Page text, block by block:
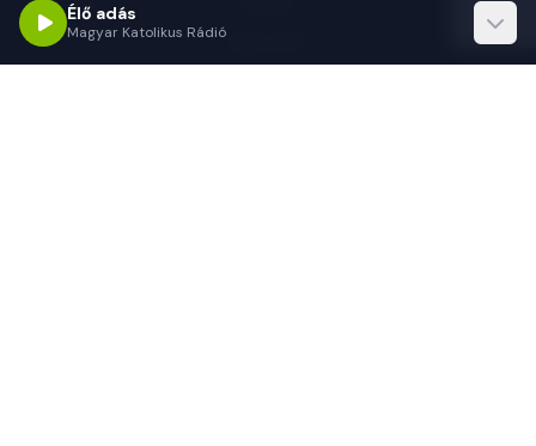
Élő adás
Magyar Katolikus Rádió